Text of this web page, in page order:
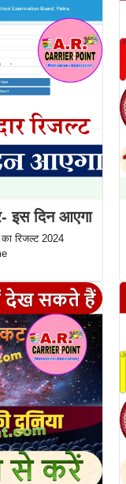
इस दिन आएगा
का रिजल्ट 2024